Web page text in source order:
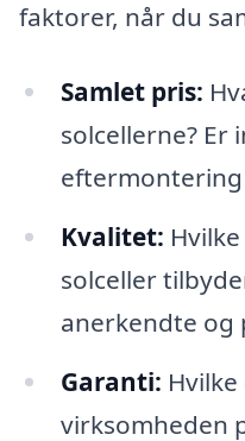
faktorer, når du
Samlet pris:
solcellerne? Er
Kvalitet:
solceller
anerkendte og
Garanti:
virksomheden